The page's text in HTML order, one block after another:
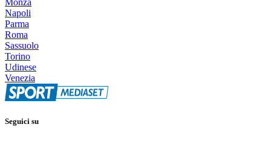
Monza
Napoli
Parma
Roma
Sassuolo
Torino
Udinese
Venezia
Seguici su